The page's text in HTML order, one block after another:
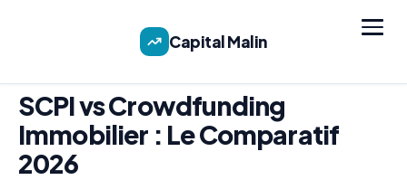
Capital Malin
SCPI vs Crowdfunding
Immobilier : Le Comparatif
2026